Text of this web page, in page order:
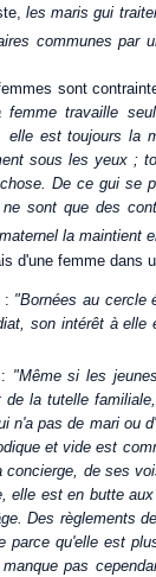
les maris gui
communes par
sont
femme travaille
elle est toujours la
sous les yeux ;
De ce gui se
sont que des
la maintient
d'une femme dans
: "Bornées au cercle
son intérêt à
"Même si les
la tutelle
n'a pas de mari ou
et vide est
de ses
elle est en butte
Des règlements
parce qu'elle est
pas